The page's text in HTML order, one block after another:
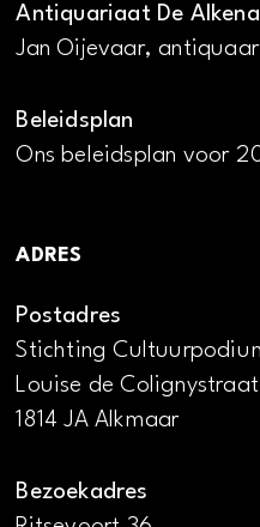
Antiquariaat De
Jan Oijevaar, antiquaar
Beleidsplan
Ons beleidsplan voor
ADRES
Postadres
Stichting
Louise de Colignystraat
1814 JA Alkmaar
Bezoekadres